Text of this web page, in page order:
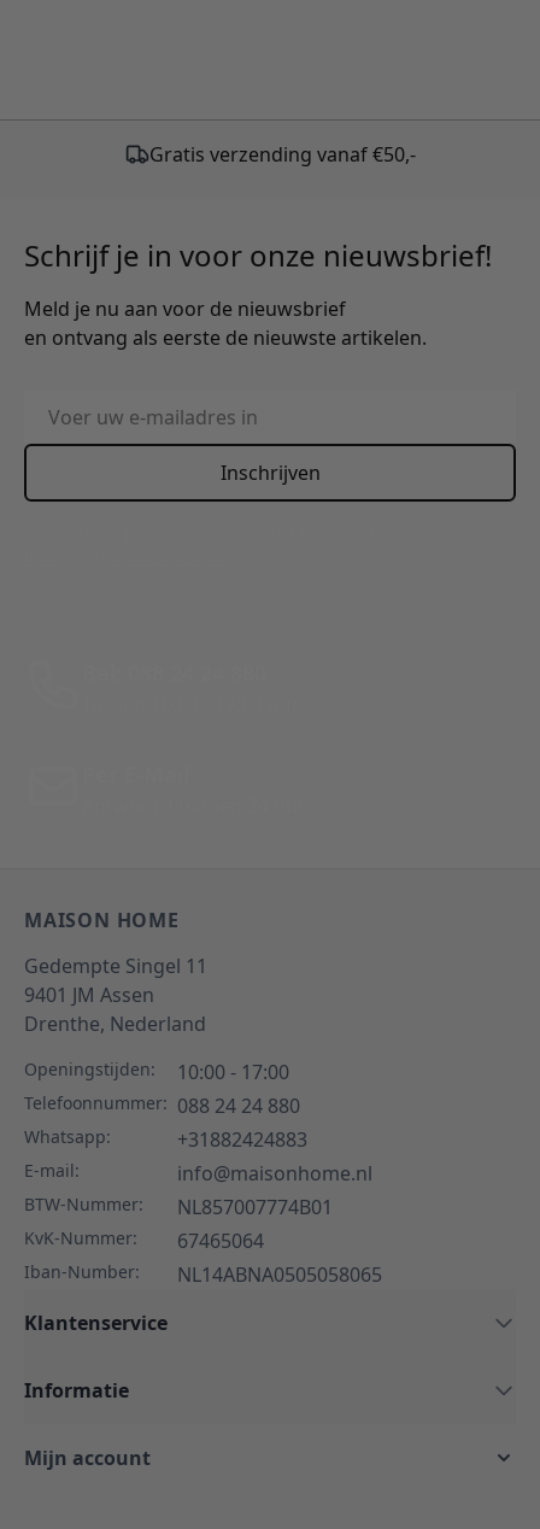
Gratis verzending vanaf €50,-
Schrijf je in voor onze nieuwsbrief!
Meld je nu aan voor de nieuwsbrief
en ontvang als eerste de nieuwste artikelen.
E-mailadres
Inschrijven
MAISON HOME
Gedempte Singel 11
9401 JM Assen
Drenthe, Nederland
Openingstijden: 10:00 - 17:00
Telefoonnummer: 088 24 24 880
Whatsapp: +31882424883
E-mail: info@maisonhome.nl
BTW-Nummer: NL857007774B01
KvK-Nummer: 67465064
Iban-Number:
NL14ABNA0505058065
Klantenservice
Informatie
Mijn account